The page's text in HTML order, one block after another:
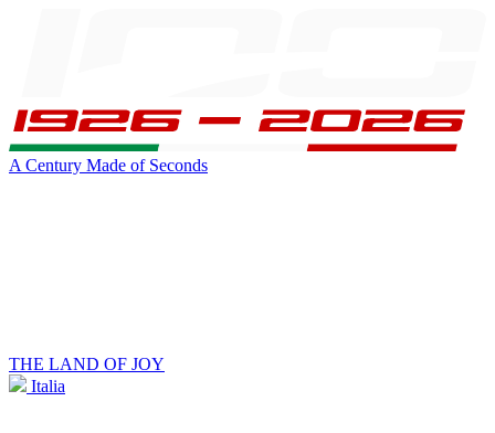
A Century Made of Seconds
THE LAND OF JOY
Italia